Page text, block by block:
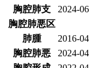
胸腔肺支
2024-
胸腔肺悪区
肺腫
2016-
胸腔肺悪
2024-